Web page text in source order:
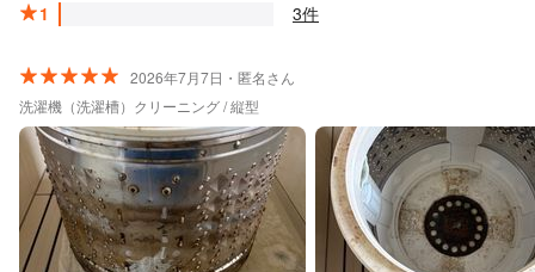
1
3件
2026年7月7日・匿名さん
洗濯機（洗濯槽）クリーニング / 縦型